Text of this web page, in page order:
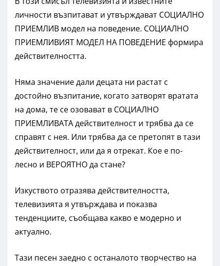
личности възпитават и утвърждават СОЦИАЛНО
ПРИЕМЛИВ модел на поведение. СОЦИАЛНО
ПРИЕМЛИВИЯТ МОДЕЛ НА ПОВЕДЕНИЕ формира
действителността.
Няма значение дали децата ни растат с
достойно възпитание, когато затворят вратата
на дома, те се озовават в СОЦИАЛНО
ПРИЕМЛИВАТА действителност и трябва да се
справят с нея. Или трябва да се претопят в тази
действителност, или да я отрекат. Кое е по-
лесно и ВЕРОЯТНО да стане?
Изкуството отразява действителността,
телевизията я утвърждава и показва
тенденциите, съобщава какво е модерно и
актуално.
Тази песен заедно с останалото творчество на